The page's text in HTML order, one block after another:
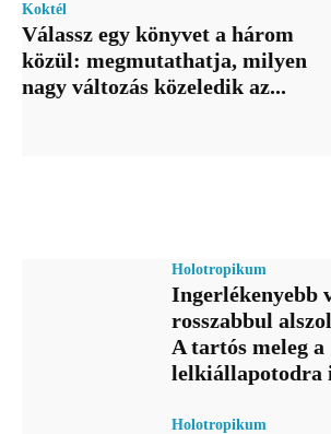
Koktél
Válassz egy könyvet a három
közül: megmutathatja, milyen
nagy változás közeledik az...
Holotropikum
Ingerlékenyebb
rosszabbul
A tartós meleg a
lelkiállapotodra
Holotropikum